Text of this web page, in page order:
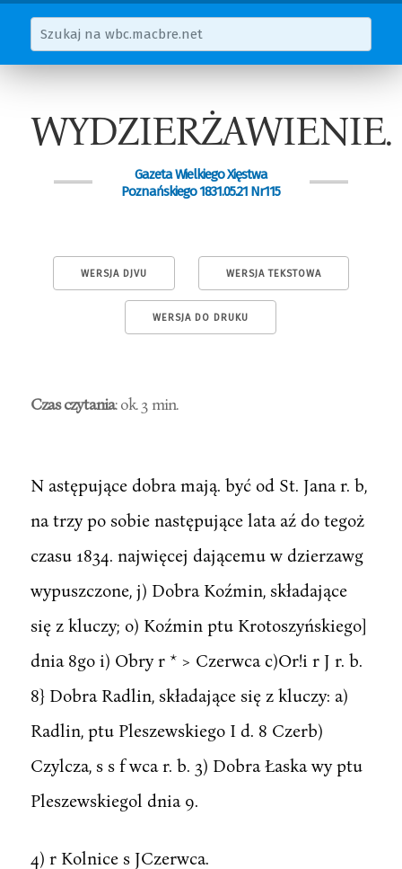
WYDZIERŻAWIENIE.
Gazeta Wielkiego Xięstwa
Poznańskiego 1831.05.21 Nr115
WERSJA DJVU WERSJA TEKSTOWA
WERSJA DO DRUKU
Czas czytania: ok. 3 min.
N astępujące dobra mają. być od St. Jana r. b,
na trzy po sobie następujące lata aź do tegoż
czasu 1834. najwięcej dającemu w dzierzawg
wypuszczone, j) Dobra Koźmin, składające
się z kluczy; o) Koźmin ptu Krotoszyńskiego]
dnia 8go i) Obry r * > Czerwca c)Or!i r J r. b.
8} Dobra Radlin, składające się z kluczy: a)
Radlin, ptu Pleszewskiego I d. 8 Czerb)
Czylcza, s s f wca r. b. 3) Dobra Łaska wy ptu
Pleszewskiegol dnia 9.
4) r Kolnice s JCzerwca.